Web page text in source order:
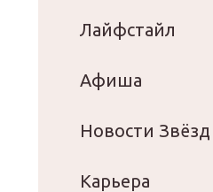
Лайфстайл
Афиша
Новости Звёзд
Карьера